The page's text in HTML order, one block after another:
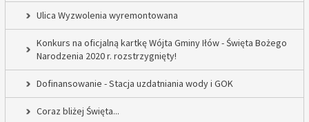
Ulica Wyzwolenia wyremontowana
Konkurs na oficjalną kartkę Wójta Gminy Iłów - Święta Bożego
Narodzenia 2020 r. rozstrzygnięty!
Dofinansowanie - Stacja uzdatniania wody i GOK
Coraz bliżej Święta...